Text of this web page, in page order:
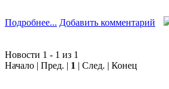
Подробнее... Добавить комментарий
Новости 1 - 1 из 1
Начало | Пред. | 1 | След. | Конец